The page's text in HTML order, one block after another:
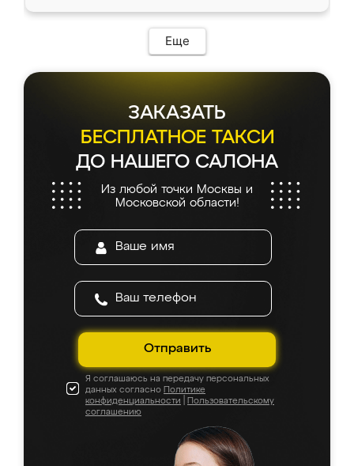
Еще
ЗАКАЗАТЬ
БЕСПЛАТНОЕ ТАКСИ
ДО НАШЕГО САЛОНА
Из любой точки Москвы и
Московской области!
Отправить
Я соглашаюсь на передачу персональных
данных согласно Политике
конфиденциальности
Пользовательскому
соглашению